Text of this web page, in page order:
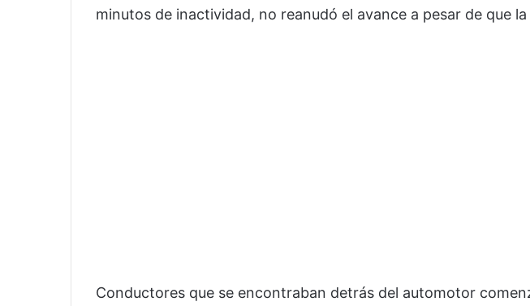
minutos de inactividad, no reanudó el avance a pesar de que
Conductores que se encontraban detrás del automotor